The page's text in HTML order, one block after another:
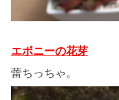
エボニーの花芽
蕾ちっちゃ。